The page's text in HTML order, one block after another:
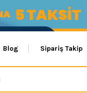
Blog Sipariş Takip